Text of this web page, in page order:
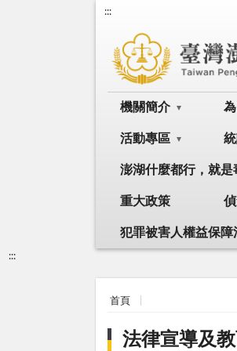
:::
機關簡介
活動專區
澎湖什麼都行，就是
重大政策
犯罪被害人權益保障
:::
首頁
法律宣導及